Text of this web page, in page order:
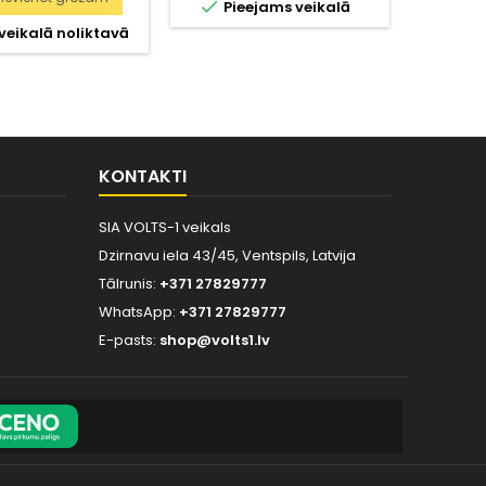
noliktavā
 Pieejams veikalā
KONTAKTI
SIA VOLTS-1 veikals
Dzirnavu iela 43/45, Ventspils, Latvija
Tālrunis: +371 27829777
WhatsApp: +371 27829777
E-pasts: shop@volts1.lv